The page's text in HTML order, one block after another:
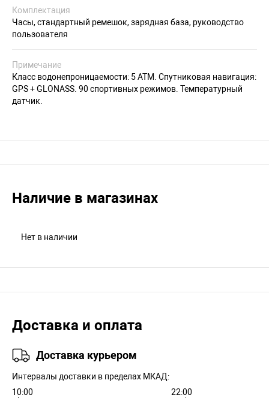
Комплектация
Часы, стандартный ремешок, зарядная база, руководство
пользователя
Примечание
Класс водонепроницаемости: 5 АТМ. Спутниковая навигация:
GPS + GLONASS. 90 спортивных режимов. Температурный
датчик.
Наличие в магазинах
Нет в наличии
Доставка и оплата
Доставка курьером
Интервалы доставки в пределах МКАД:
10:00
22:00